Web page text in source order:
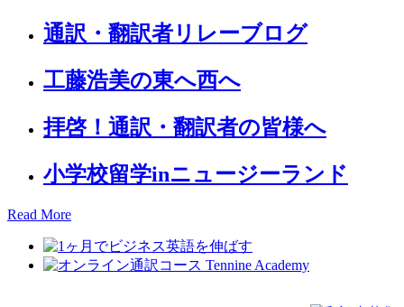
通訳・翻訳者リレーブログ
工藤浩美の東へ西へ
拝啓！通訳・翻訳者の皆様へ
小学校留学inニュージーランド
Read More